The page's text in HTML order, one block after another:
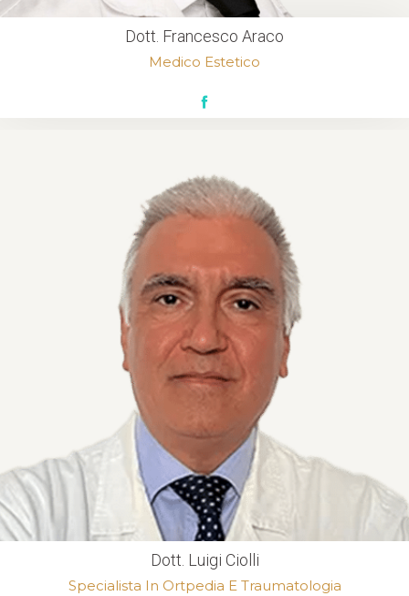
Dott. Francesco Araco
Medico Estetico
Dott. Luigi Ciolli
Specialista In Ortpedia E Traumatologia